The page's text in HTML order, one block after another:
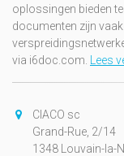
oplossingen bieden
documenten zijn
via i6doc.com.
Lees
CIACO sc
Grand-Rue, 2/14
1348 Louvain-la-